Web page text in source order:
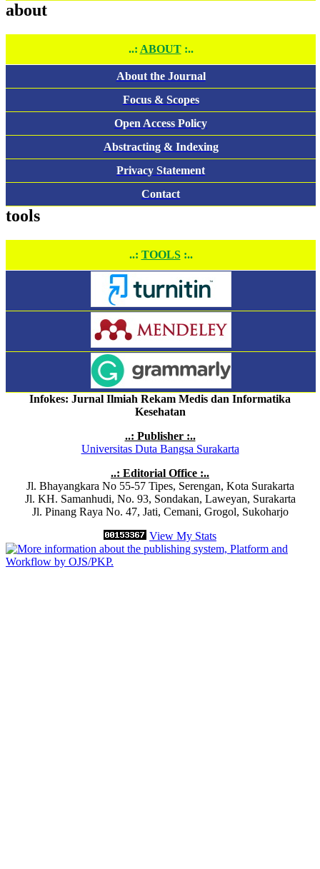
about
..: ABOUT:..
About the Journal
Focus & Scopes
Open Access Policy
Abstracting & Indexing
Privacy Statement
Contact
tools
..: TOOLS:..
Infokes: Jurnal Ilmiah Rekam Medis dan Informatika
Kesehatan
..: Publisher :..
Universitas Duta Bangsa Surakarta
..: Editorial Office :..
Jl. Bhayangkara No 55-57 Tipes, Serengan, Kota Surakarta
Jl. KH. Samanhudi, No. 93, Sondakan, Laweyan, Surakarta
Jl. Pinang Raya No. 47, Jati, Cemani, Grogol, Sukoharjo
View My Stats